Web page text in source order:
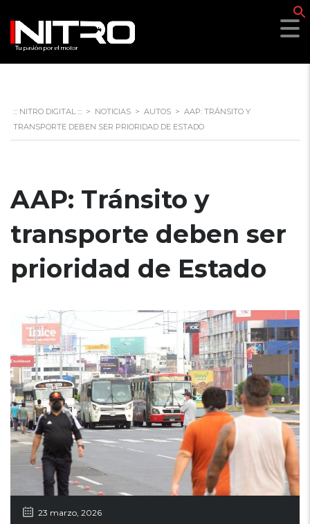
::: NITRO DIGITAL ::: > NOTICIAS > AUTOS > AAP: TRÁNSITO Y
TRANSPORTE DEBEN SER PRIORIDAD DE ESTADO
AAP: Tránsito y
transporte deben ser
prioridad de Estado
23 marzo, 2026